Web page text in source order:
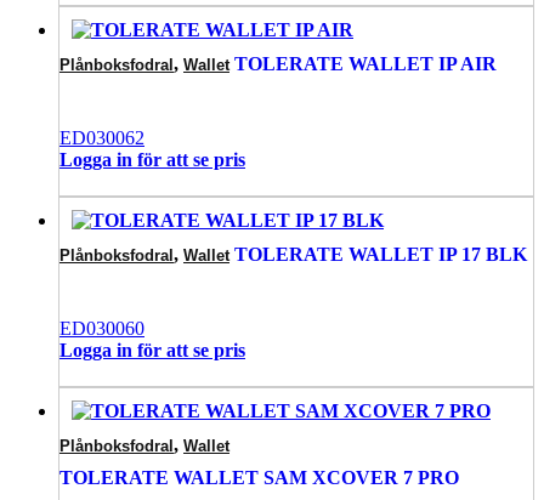
Plånboksfodral , Wallet TOLERATE WALLET IP AIR
ED030062
Logga in för att se pris
Plånboksfodral , Wallet TOLERATE WALLET IP 17 BLK
ED030060
Logga in för att se pris
Plånboksfodral , Wallet
TOLERATE WALLET SAM XCOVER 7 PRO